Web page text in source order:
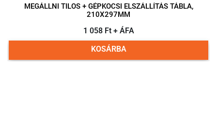
MEGÁLLNI TILOS + GÉPKOCSI ELSZÁLLÍTÁS TÁBLA,
210X297MM
1 058 Ft + ÁFA
KOSÁRBA